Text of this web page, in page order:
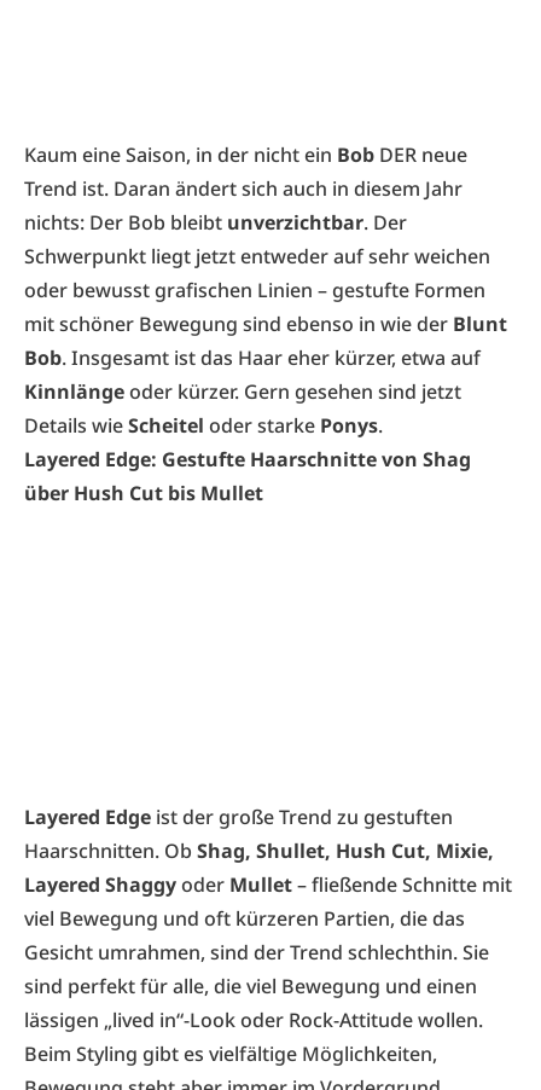
Kaum eine Saison, in der nicht ein Bob DER neue
Trend ist. Daran ändert sich auch in diesem Jahr
nichts: Der Bob bleibt unverzichtbar. Der
Schwerpunkt liegt jetzt entweder auf sehr weichen
oder bewusst grafischen Linien – gestufte Formen
mit schöner Bewegung sind ebenso in wie der Blunt
Bob. Insgesamt ist das Haar eher kürzer, etwa auf
Kinnlängeoder kürzer. Gern gesehen sind jetzt
Details wieScheitel oder starke Ponys.
Layered Edge: Gestufte Haarschnitte von Shag
über Hush Cut bis Mullet
Layered Edge ist der große Trend zu gestuften
Haarschnitten. Ob Shag, Shullet, Hush Cut, Mixie,
Layered Shaggyoder Mullet– fließende Schnitte mit
viel Bewegung und oft kürzeren Partien, die das
Gesicht umrahmen, sind der Trend schlechthin. Sie
sind perfekt für alle, die viel Bewegung und einen
lässigen „lived in“-Look oder Rock-Attitude wollen.
Beim Styling gibt es vielfältige Möglichkeiten,